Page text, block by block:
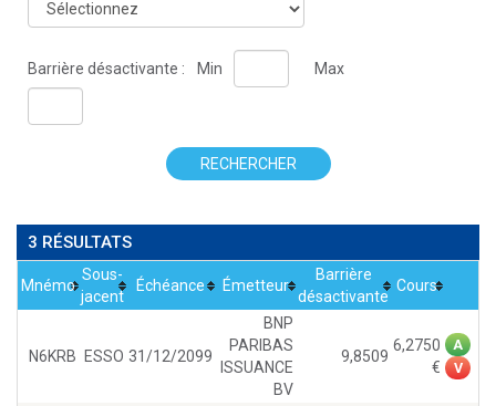
Barrière désactivante : Min Max
RECHERCHER
3 RÉSULTATS
Mnémo
Sous-
jacent
Échéance Émetteur
Barrière
désactivante
Cours
N6KRB ESSO 31/12/2099
BNP
PARIBAS
ISSUANCE
BV
9,8509
6,2750
A
V